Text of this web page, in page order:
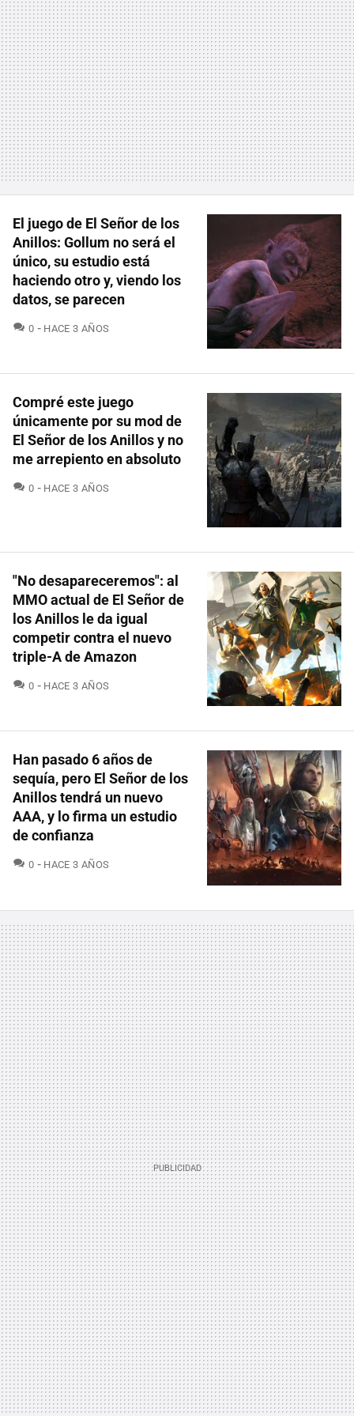
El juego de El Señor de los
Anillos: Gollum no será el
único, su estudio está
haciendo otro y, viendo los
datos, se parecen
0 COMENTARIOS
HACE 3 AÑOS
Compré este juego
únicamente por su mod de
El Señor de los Anillos y no
me arrepiento en absoluto
0 COMENTARIOS
HACE 3 AÑOS
"No desapareceremos": al
MMO actual de El Señor de
los Anillos le da igual
competir contra el nuevo
triple-A de Amazon
0 COMENTARIOS
HACE 3 AÑOS
Han pasado 6 años de
sequía, pero El Señor de los
Anillos tendrá un nuevo
AAA, y lo firma un estudio
de confianza
0 COMENTARIOS
HACE 3 AÑOS